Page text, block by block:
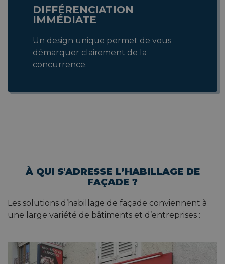
DIFFÉRENCIATION
IMMÉDIATE
Un design unique permet de vous
démarquer clairement de la
concurrence.
À QUI S'ADRESSE L’HABILLAGE DE
FAÇADE ?
Les solutions d’habillage de façade conviennent à
une large variété de bâtiments et d’entreprises :